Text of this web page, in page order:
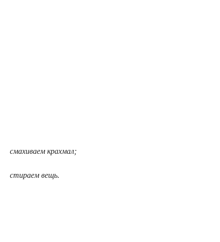
смахиваем крахмал;
стираем вещь.